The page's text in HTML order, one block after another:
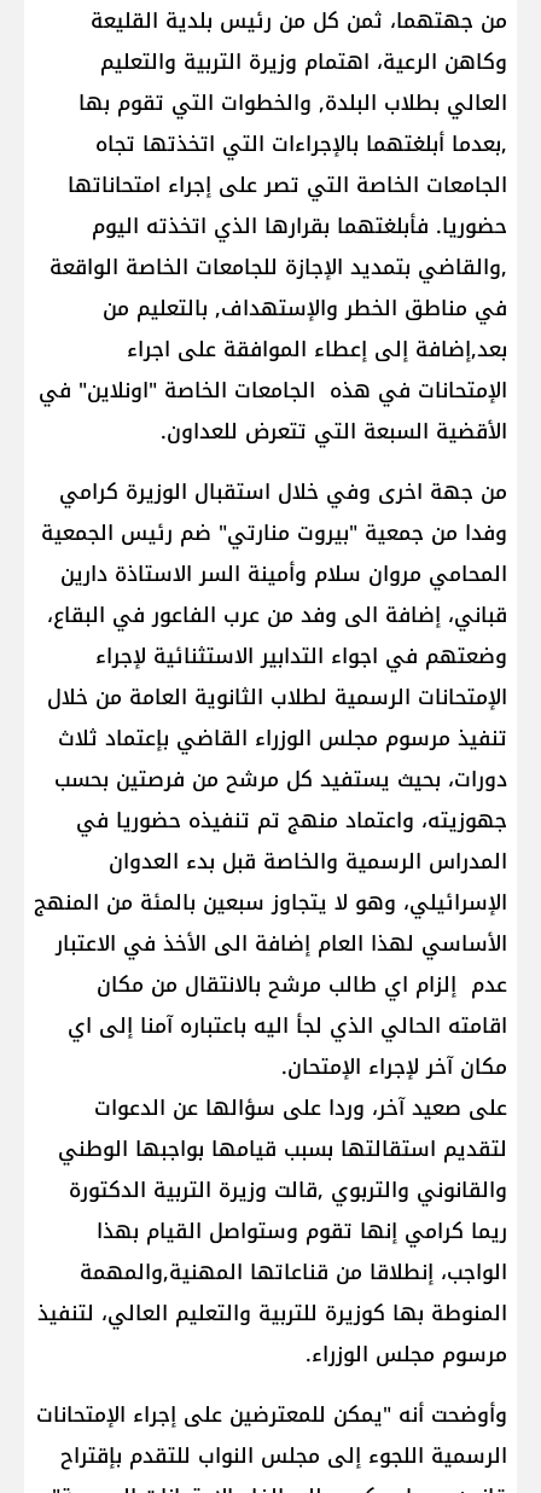
من جهتهما، ثمن كل من رئيس بلدية القليعة
وكاهن الرعية، اهتمام وزيرة التربية والتعليم
العالي بطلاب البلدة, والخطوات التي تقوم بها
,بعدما أبلغتهما بالإجراءات التي اتخذتها تجاه
الجامعات الخاصة التي تصر على إجراء امتحاناتها
حضوريا. فأبلغتهما بقرارها الذي اتخذته اليوم
,والقاضي بتمديد الإجازة للجامعات الخاصة الواقعة
في مناطق الخطر والإستهداف, بالتعليم من
بعد,إضافة إلى إعطاء الموافقة على اجراء
الإمتحانات في هذه الجامعات الخاصة "اونلاين" في
الأقضية السبعة التي تتعرض للعداون.
من جهة اخرى وفي خلال استقبال الوزيرة كرامي
وفدا من جمعية "بيروت منارتي" ضم رئيس الجمعية
المحامي مروان سلام وأمينة السر الاستاذة دارين
قباني، إضافة الى وفد من عرب الفاعور في البقاع،
وضعتهم في اجواء التدابير الاستثنائية لإجراء
الإمتحانات الرسمية لطلاب الثانوية العامة من خلال
تنفيذ مرسوم مجلس الوزراء القاضي بإعتماد ثلاث
دورات، بحيث يستفيد كل مرشح من فرصتين بحسب
جهوزيته، واعتماد منهج تم تنفيذه حضوريا في
المدراس الرسمية والخاصة قبل بدء العدوان
الإسرائيلي، وهو لا يتجاوز سبعين بالمئة من المنهج
الأساسي لهذا العام إضافة الى الأخذ في الاعتبار
عدم إلزام اي طالب مرشح بالانتقال من مكان
اقامته الحالي الذي لجأ اليه باعتباره آمنا إلى اي
مكان آخر لإجراء الإمتحان.
على صعيد آخر، وردا على سؤالها عن الدعوات
لتقديم استقالتها بسبب قيامها بواجبها الوطني
والقانوني والتربوي ,قالت وزيرة التربية الدكتورة
ريما كرامي إنها تقوم وستواصل القيام بهذا
الواجب، إنطلاقا من قناعاتها المهنية,والمهمة
المنوطة بها كوزيرة للتربية والتعليم العالي، لتنفيذ
مرسوم مجلس الوزراء.
وأوضحت أنه "يمكن للمعترضين على إجراء الإمتحانات
الرسمية اللجوء إلى مجلس النواب للتقدم بإقتراح